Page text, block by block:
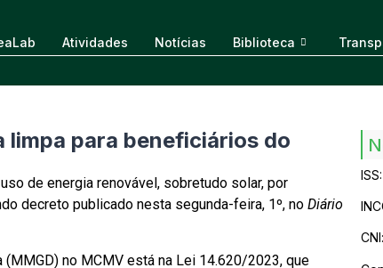
Atividades Notícias Biblioteca
limpa para beneficiários do
de energia renovável, sobretudo solar, por
decreto publicado nesta segunda-feira, 1º, no Diário
no MCMV está na Lei 14.620/2023, que